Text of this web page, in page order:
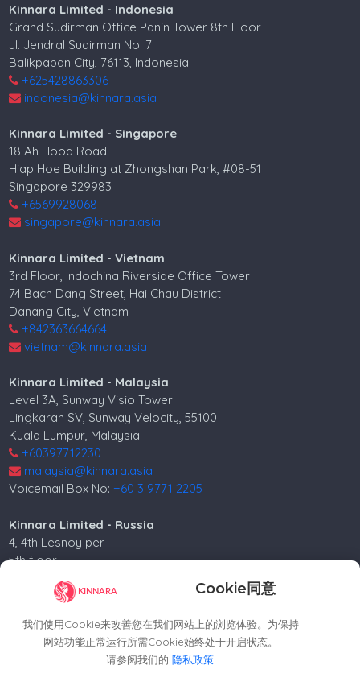
Cookie同意
我们使用Cookie来改善您在我们网站上的浏览体验。为保持
网站功能正常运行所需Cookie始终处于开启状态。
请参阅我们的 隐私政策.
Kinnara Limited - Indonesia
Grand Sudirman Office Panin Tower 8th Floor
Jl. Jendral Sudirman No. 7
Balikpapan City, 76113, Indonesia
+625428863306
indonesia@kinnara.asia
Kinnara Limited - Singapore
18 Ah Hood Road
Hiap Hoe Building at Zhongshan Park, #08-51
Singapore 329983
+6569928068
singapore@kinnara.asia
Kinnara Limited - Vietnam
3rd Floor, Indochina Riverside Office Tower
74 Bach Dang Street, Hai Chau District
Danang City, Vietnam
+842363664664
vietnam@kinnara.asia
Kinnara Limited - Malaysia
Level 3A, Sunway Visio Tower
Lingkaran SV, Sunway Velocity, 55100
Kuala Lumpur, Malaysia
+60397712230
malaysia@kinnara.asia
Voicemail Box No:+60 3 9771 2205
Kinnara Limited - Russia
4, 4th Lesnoy per.
5th floor
Moscow, 125047, Russia.
+74952258562